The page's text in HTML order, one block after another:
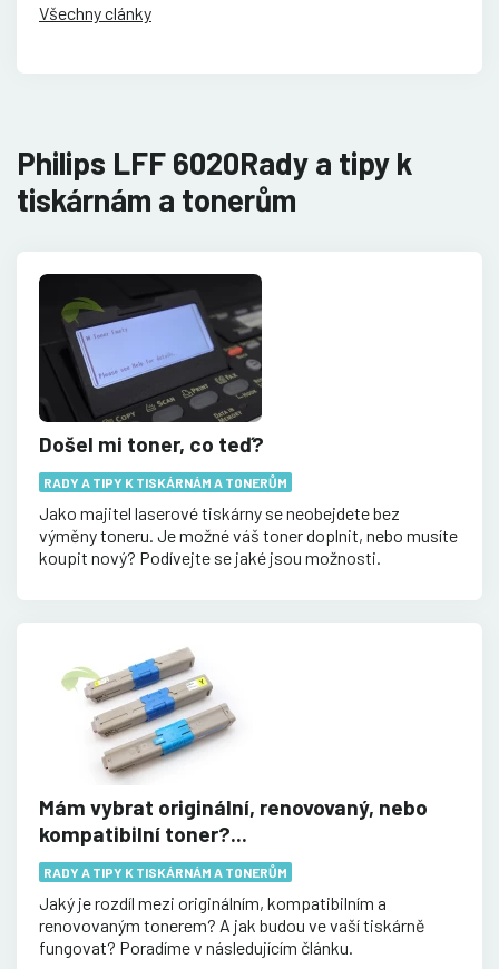
Všechny clánky
Philips LFF 6020Rady a tipy k
tiskárnám a tonerům
Došel mi toner, co teď?
RADY A TIPY K TISKÁRNÁM A TONERŮM
Jako majitel laserové tiskárny se neobejdete bez
výměny toneru. Je možné váš toner doplnit, nebo musíte
koupit nový? Podívejte se jaké jsou možnosti.
Mám vybrat originální, renovovaný, nebo
kompatibilní toner?...
RADY A TIPY K TISKÁRNÁM A TONERŮM
Jaký je rozdíl mezi originálním, kompatibilním a
renovovaným tonerem? A jak budou ve vaší tiskárně
fungovat? Poradíme v následujícím článku.